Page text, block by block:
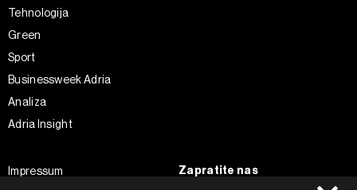
Tehnologija
Green
Sport
Businessweek Adria
Analiza
Adria Insight
Impressum
Zapratite nas